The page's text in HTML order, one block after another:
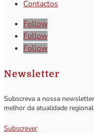
Contactos
Follow
Follow
Follow
Newsletter
Subscreva a nossa
melhor da atualidade
Subscrever